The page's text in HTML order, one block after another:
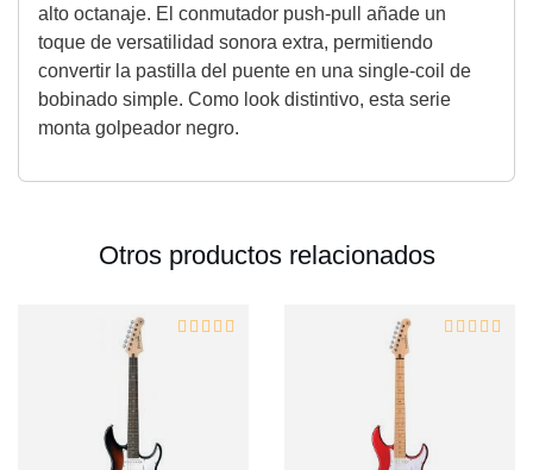
alto octanaje. El conmutador push-pull añade un
toque de versatilidad sonora extra, permitiendo
convertir la pastilla del puente en una single-coil de
bobinado simple. Como look distintivo, esta serie
monta golpeador negro.
Otros productos relacionados